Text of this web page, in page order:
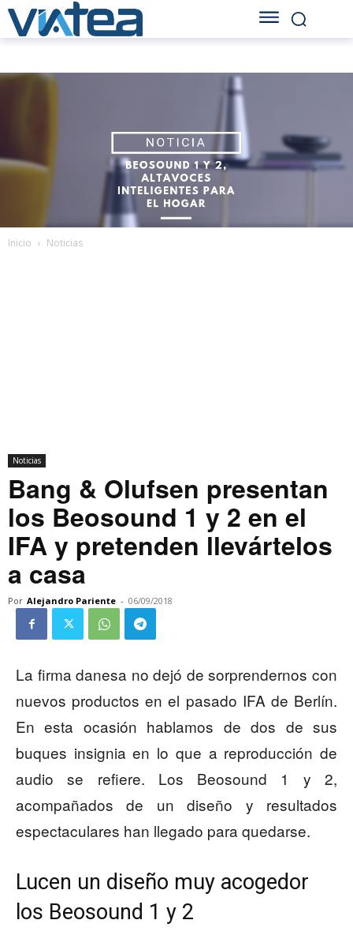
Inicio Noticias
Noticias
Bang & Olufsen presentan
los Beosound 1 y 2 en el
IFA y pretenden llevártelos
a casa
Por Alejandro Pariente - 06/09/2018
La firma danesa no dejó de sorprendernos con
nuevos productos en el pasado IFA de Berlín.
En esta ocasión hablamos de dos de sus
buques insignia en lo que a reproducción de
audio se refiere. Los Beosound 1 y 2,
acompañados de un diseño y resultados
espectaculares han llegado para quedarse.
Lucen un diseño muy acogedor
los Beosound 1 y 2